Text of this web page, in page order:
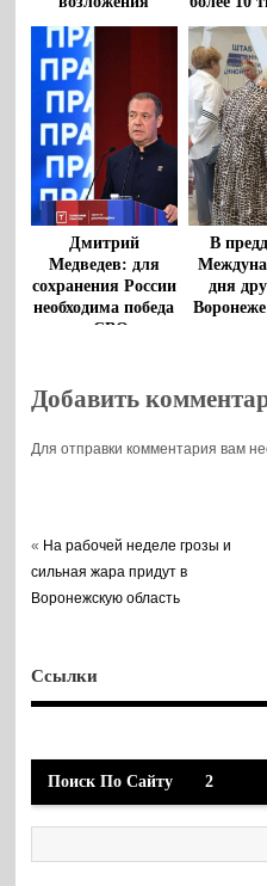
цветов к
монументу
«Воронеж – родина
ВДВ»
из
Дмитрий
Медведев: для
сохранения России
необходима победа
в СВО
В
дня
Добавить
Для отправки комментария вам
« На рабочей неделе грозы и
сильная жара придут в
Воронежскую область
Ссылки
Поиск По Сайту 2